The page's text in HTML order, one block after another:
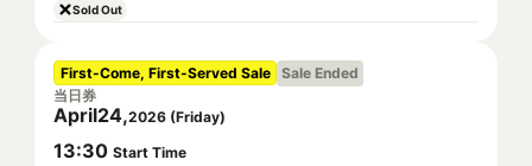
Sold Out
First-Come, First-Served Sale Sale Ended
当日券
April24,2026 (Friday)
13:30 Start Time